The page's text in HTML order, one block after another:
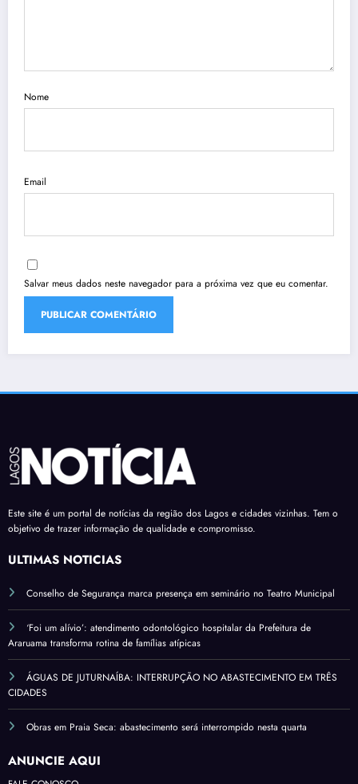
Nome
Email
Salvar meus dados neste navegador para a próxima vez que eu comentar.
Este site é um portal de notícias da região dos Lagos e cidades vizinhas. Tem o
objetivo de trazer informação de qualidade e compromisso.
ÚLTIMAS NOTÍCIAS
Conselho de Segurança marca presença em seminário no Teatro Municipal
‘Foi um alívio’: atendimento odontológico hospitalar da Prefeitura de
Araruama transforma rotina de famílias atípicas
ÁGUAS DE JUTURNAÍBA: INTERRUPÇÃO NO ABASTECIMENTO EM TRÊS
CIDADES
Obras em Praia Seca: abastecimento será interrompido nesta quarta
ANUNCIE AQUI